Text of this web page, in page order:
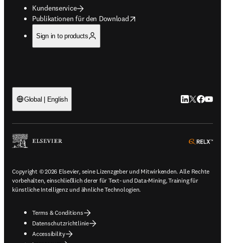
Kundenservice
Publikationen für den Download
opens in new tab/window
Sign in to products
Global | English LinkedIn
Twitter
Copyright © 2026 Elsevier, seine Lizenzgeber und Mitwirkenden. Alle Rechte
vorbehalten, einschließlich derer für Text- und Data-Mining, Training für
künstliche Intelligenz und ähnliche Technologien.
Terms & Conditions
Datenschutzrichtlinie
Accessibility